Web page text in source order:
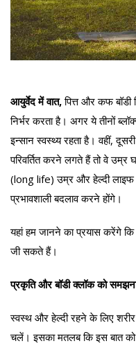
आयुर्वेद में वात,पित्त और कफ बॉडी
निर्भर करता है। अगर ये तीनों
इन्सान स्वस्थ्य रहता है। वहीं,
परिवर्तित करने लगते हैं तो वे
(long life) उम्र और हेल्दी लाइफ
प्रभावशाली बदलाव करने होंगे।
यहां हम जानने का प्रयास करेंगे
जी सकते हैं।
प्रकृति और बॉडी क्लॉक को
स्वस्थ और हेल्दी रहने के लिए
चलें। इसका मतलब कि इस बात